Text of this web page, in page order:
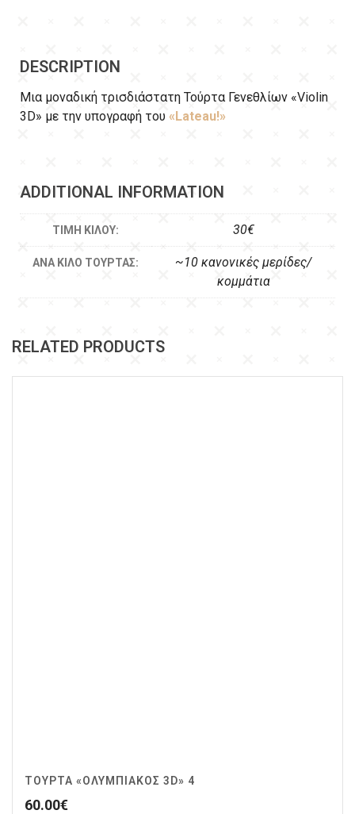
DESCRIPTION
Μια μοναδική τρισδιάστατη Τούρτα Γενεθλίων «Violin
3D» με την υπογραφή του «Lateau!»
ADDITIONAL INFORMATION
ΤΙΜΉ ΚΙΛΟΎ: 30€
ΑΝΆ ΚΙΛΌ ΤΟΎΡΤΑΣ:
~10 κανονικές μερίδες/
κομμάτια
RELATED PRODUCTS
ΤΟΎΡΤΑ «ΟΛΥΜΠΙΑΚΌΣ 3D» 4
60.00€